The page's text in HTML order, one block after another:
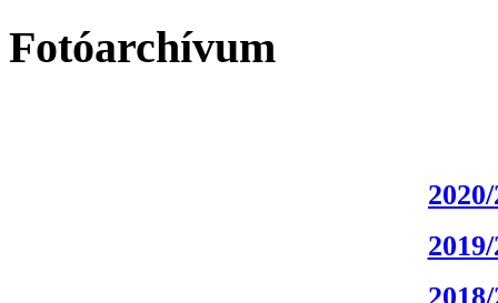
Fotóarchívum